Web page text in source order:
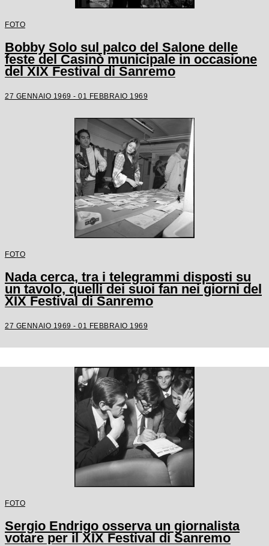
FOTO
Bobby Solo sul palco del Salone delle
feste del Casinò municipale in occasione
del XIX Festival di Sanremo
27 GENNAIO 1969 - 01 FEBBRAIO 1969
FOTO
Nada cerca, tra i telegrammi disposti su
un tavolo, quelli dei suoi fan nei giorni del
XIX Festival di Sanremo
27 GENNAIO 1969 - 01 FEBBRAIO 1969
FOTO
Sergio Endrigo osserva un giornalista
votare per il XIX Festival di Sanremo